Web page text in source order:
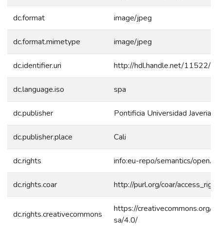
dc.format image/jpeg
dc.format.mimetype image/jpeg
dc.identifier.uri http://hdl.handle.net/11522/
dc.language.iso spa
dc.publisher Pontificia Universidad
dc.publisher.place Cali
dc.rights info:eu-repo/semantics/
dc.rights.coar http://purl.org/coar/
dc.rights.creativecommons
https://creativecommons.org/
sa/4.0/